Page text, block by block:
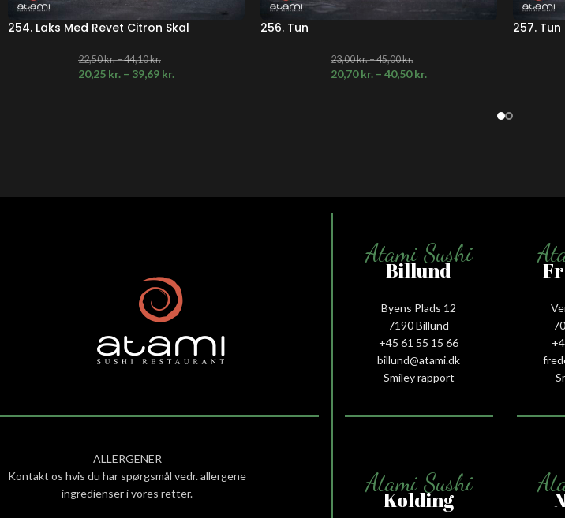
254. Laks Med Revet Citron Skal
22,50kr.–44,10kr.
20,25 kr. – 39,69 kr.
256. Tun
23,00kr.–45,00kr.
20,70kr. – 40,50kr.
257.
ALLERGENER
Kontakt os hvis du har spørgsmål vedr. allergene
ingredienser i vores retter.
Atami Sushi
Billund
Byens Plads 12
7190 Billund
+45 61 55 15 66‬
billund@atami.dk
Smiley rapport
Atami Sushi
Kolding